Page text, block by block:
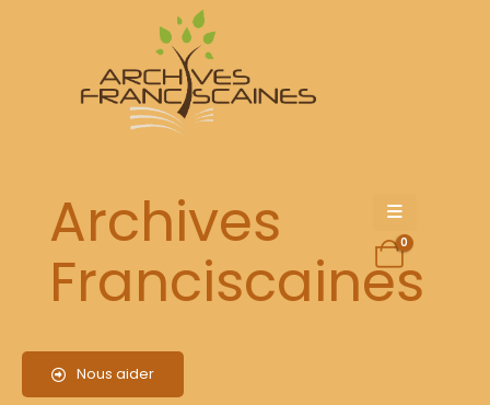
Archives
Franciscaines
Nous aider
0